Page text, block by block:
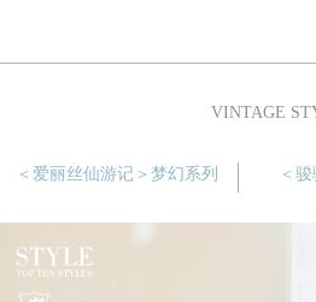
VINTAGE
＜爱丽丝仙游记＞梦幻系列 ＜